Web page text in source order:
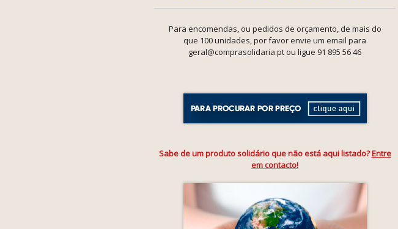
Para encomendas, ou pedidos de orçamento, de mais do
que 100 unidades, por favor envie um email para
geral@comprasolidaria.pt ou ligue 91 895 56 46
Sabe de um produto solidário que não está aqui listado?Entre
em contacto!